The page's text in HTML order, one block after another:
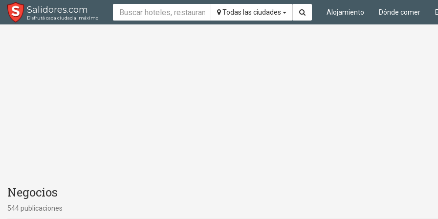
Salidores.com
Disfrutá cada ciudad al máximo
Todas las ciudades Alojamiento Dónde comer
Negocios
544 publicaciones